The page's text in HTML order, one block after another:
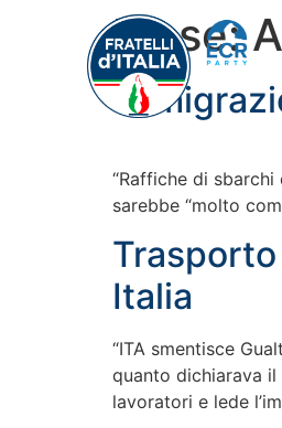
Mese:
“Raffiche di
sarebbe “molto
Italia
“ITA smentisce
quanto dichiarava il
lavoratori e lede